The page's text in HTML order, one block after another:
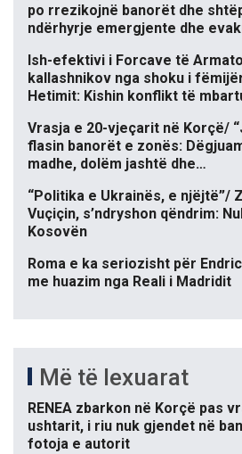
po rrezikojnë banorët dhe
ndërhyrje emergjente dhe
Ish-efektivi i Forcave të
kallashnikov nga shoku i
Hetimit: Kishin konflikt të
Vrasja e 20-vjeçarit në Korçë/
flasin banorët e zonës:
madhe, dolëm jashtë dhe…
“Politika e Ukrainës, e njëjtë”/
Vuçiçin, s’ndryshon qëndrim:
Kosovën
Roma e ka seriozisht për
me huazim nga Reali i Madridit
Më të lexuarat
RENEA zbarkon në Korçë pas
ushtarit, i riu nuk gjendet në
fotoja e autorit